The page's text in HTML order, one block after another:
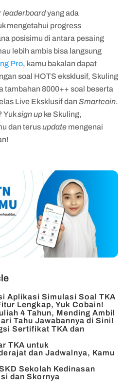
leaderboardyang ada
mengetahui progress
posisimu di antara pesaing
lebih ambis bisa langsung
Pro, kamu bakalan dapat
soal HOTS eksklusif, Skuling
tambahan 8000++ soal beserta
Live Eksklusif danSmartcoin.
Yuksign up ke Skuling,
dan terusupdate mengenai
Aplikasi Simulasi Soal TKA
Lengkap, Yuk Cobain!
4 Tahun, Mending Ambil
Tahu Jawabannya di Sini!
Sertifikat TKA dan
TKA untuk
dan Jadwalnya, Kamu
Sekolah Kedinasan
dan Skornya